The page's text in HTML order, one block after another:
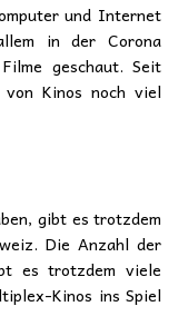
und Internet
in der Corona
geschaut. Seit
von Kinos noch viel
gibt es trotzdem
Die Anzahl der
es trotzdem viele
Kinos ins Spiel